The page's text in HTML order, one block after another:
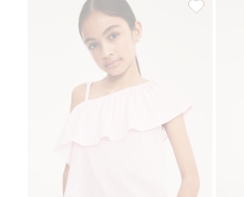
One